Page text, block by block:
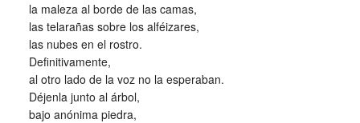
la maleza al borde de las camas,
las telarañas sobre los alféizares,
las nubes en el rostro.
Definitivamente,
al otro lado de la voz no la esperaban.
Déjenla junto al árbol,
bajo anónima piedra,